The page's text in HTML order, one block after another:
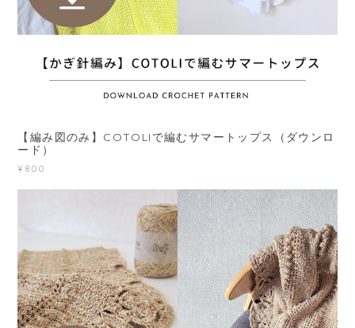
【編み図のみ】COTOLIで編むサマートップス（ダウンロ
ード）
¥800